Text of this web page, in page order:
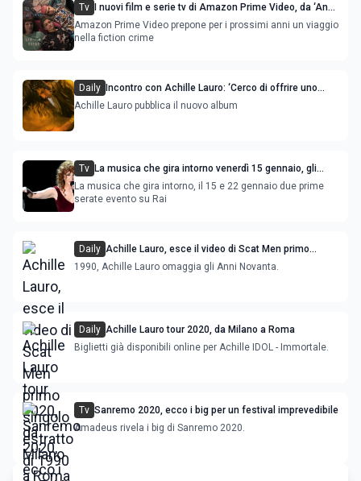
Tv I nuovi film e serie tv di Amazon Prime Video, da ‘Anni
da cane’ alle serie tv crime
Amazon Prime Video prepone per i prossimi anni un viaggio
nella fiction crime
Daily Incontro con Achille Lauro: ‘Cerco di offrire uno
spettacolo, perché a me piace creare’
Achille Lauro pubblica il nuovo album
Tv La musica che gira intorno venerdì 15 gennaio, gli
ospiti di Fiorella Mannoia
La musica che gira intorno, il 15 e 22 gennaio due prime
serate evento su Rai
Daily Achille Lauro, esce il video di Scat Men primo
singolo estratto di 1990
1990, Achille Lauro omaggia gli Anni Novanta.
Daily Achille Lauro tour 2020, da Milano a Roma
Biglietti già disponibili online per Achille IDOL - Immortale.
Tv Sanremo 2020, ecco i big per un festival imprevedibile
Amadeus rivela i big di Sanremo 2020.